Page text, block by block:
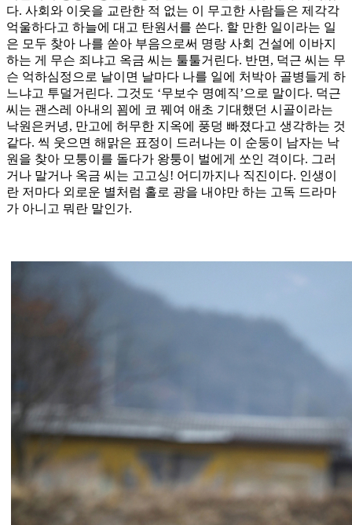
다. 사회와 이웃을 교란한 적 없는 이 무고한 사람들은 제각각
억울하다고 하늘에 대고 탄원서를 쓴다. 할 만한 일이라는 일
은 모두 찾아 나를 쏟아 부음으로써 명랑 사회 건설에 이바지
하는 게 무슨 죄냐고 옥금 씨는 툴툴거린다. 반면, 덕근 씨는 무
슨 억하심정으로 날이면 날마다 나를 일에 처박아 골병들게 하
느냐고 투덜거린다. 그것도 ‘무보수 명예직’으로 말이다. 덕근
씨는 괜스레 아내의 꾐에 코 꿰여 애초 기대했던 시골이라는
낙원은커녕, 만고에 허무한 지옥에 풍덩 빠졌다고 생각하는 것
같다. 씩 웃으면 해맑은 표정이 드러나는 이 순둥이 남자는 낙
원을 찾아 모퉁이를 돌다가 왕퉁이 벌에게 쏘인 격이다. 그러
거나 말거나 옥금 씨는 고고싱! 어디까지나 직진이다. 인생이
란 저마다 외로운 별처럼 홀로 광을 내야만 하는 고독 드라마
가 아니고 뭐란 말인가.